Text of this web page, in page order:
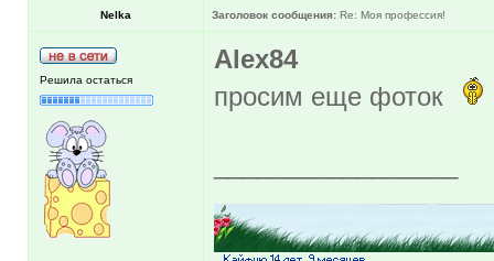
Nelka Заголовок сообщения: Re: Моя профессия!
Решила остаться
Alex84
просим еще фоток